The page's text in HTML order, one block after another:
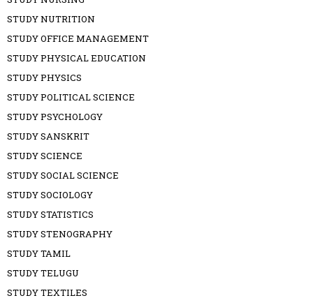
STUDY NUTRITION
STUDY OFFICE MANAGEMENT
STUDY PHYSICAL EDUCATION
STUDY PHYSICS
STUDY POLITICAL SCIENCE
STUDY PSYCHOLOGY
STUDY SANSKRIT
STUDY SCIENCE
STUDY SOCIAL SCIENCE
STUDY SOCIOLOGY
STUDY STATISTICS
STUDY STENOGRAPHY
STUDY TAMIL
STUDY TELUGU
STUDY TEXTILES